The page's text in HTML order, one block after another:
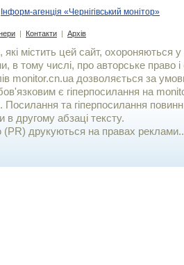
Інформ-агенція «Чернігівський монітор»
| Контакти | Архів
містить цей сайт, охороняються у
в тому числі, про авторське право і
monitor.cn.ua дозволяється за
є гiперпосилання на
та гіперпосилання
другому абзаці тексту.
(PR) друкуються на правах реклами..